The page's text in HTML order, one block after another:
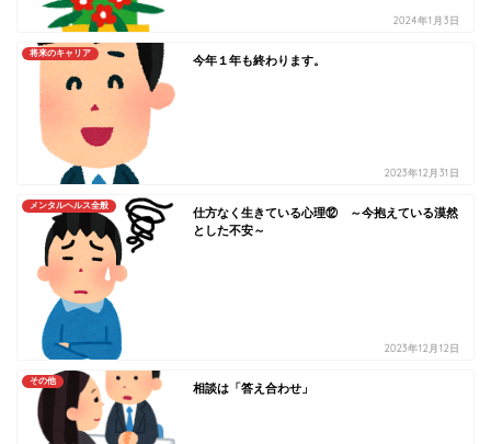
2024年1月3日
将来のキャリア
今年１年も終わります。
2023年12月31日
メンタルヘルス全般
仕方なく生きている心理⑫ ～今抱えている漠然
とした不安～
2023年12月12日
その他
相談は「答え合わせ」